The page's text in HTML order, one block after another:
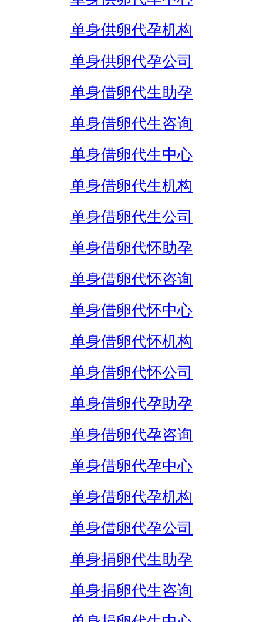
单身供卵代孕机构
单身供卵代孕公司
单身借卵代生助孕
单身借卵代生咨询
单身借卵代生中心
单身借卵代生机构
单身借卵代生公司
单身借卵代怀助孕
单身借卵代怀咨询
单身借卵代怀中心
单身借卵代怀机构
单身借卵代怀公司
单身借卵代孕助孕
单身借卵代孕咨询
单身借卵代孕中心
单身借卵代孕机构
单身借卵代孕公司
单身捐卵代生助孕
单身捐卵代生咨询